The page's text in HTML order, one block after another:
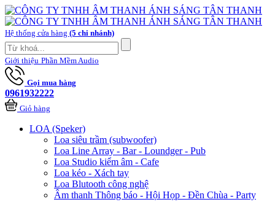
Hệ thống cửa hàng (5 chi nhánh)
Giới thiệu Phần Mềm Audio
Gọi mua hàng
0961932222
Giỏ hàng
LOA (Speker)
Loa siêu trầm (subwoofer)
Loa Line Array - Bar - Loundger - Pub
Loa Studio kiểm âm - Cafe
Loa kéo - Xách tay
Loa Blutooth công nghệ
Âm thanh Thông báo - Hội Họp - Đền Chùa - Party